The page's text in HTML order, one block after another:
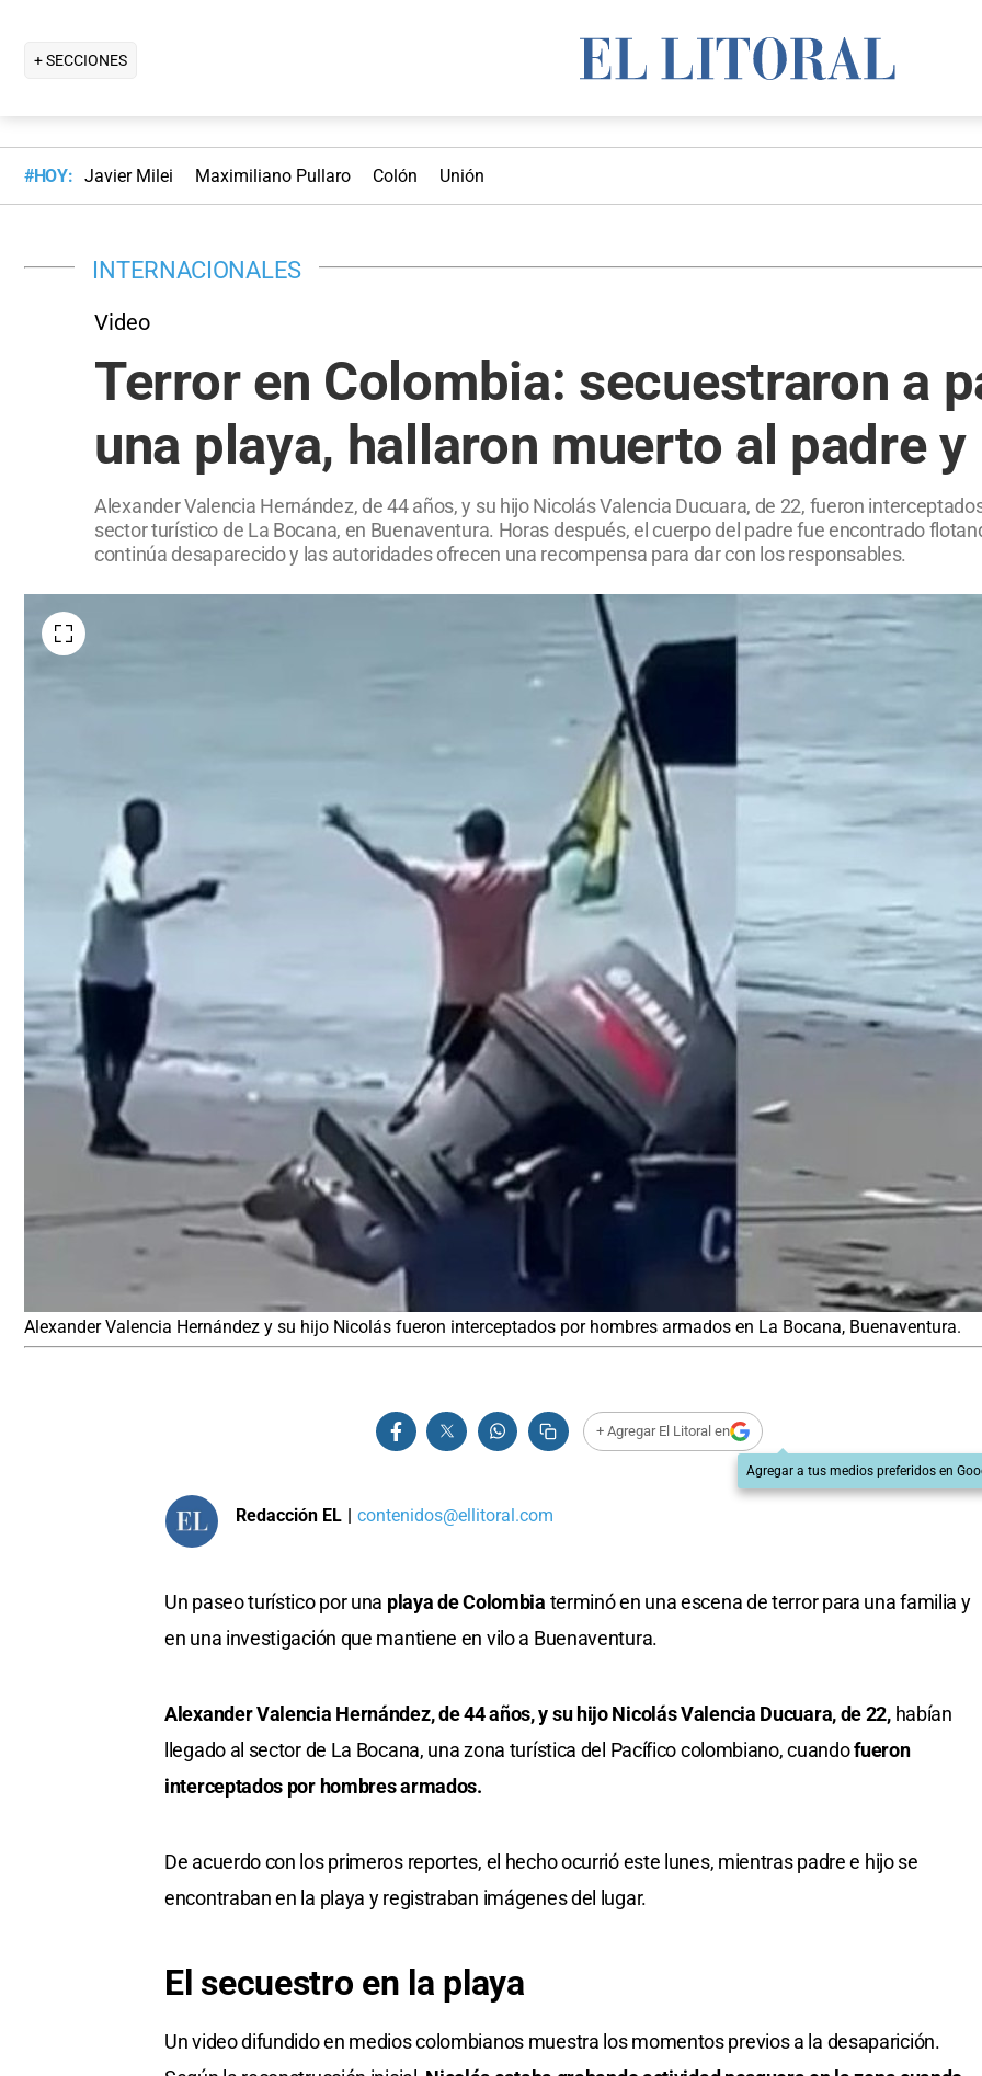
+ SECCIONES
#HOY: Javier Milei Maximiliano Pullaro Colón Unión
INTERNACIONALES
Video
Terror en Colombia: secuestraron a
una playa, hallaron muerto al padre
Alexander Valencia Hernández, de 44 años, y su hijo Nicolás Valencia Ducuara, de 22, fueron
sector turístico de La Bocana, en Buenaventura. Horas después, el cuerpo del padre fue encontrado
continúa desaparecido y las autoridades ofrecen una recompensa para dar con los responsables.
Alexander Valencia Hernández y su hijo Nicolás fueron interceptados por hombres armados en La Bocana, Buenaventura.
+ Agregar El Litoral en
Agregar a tus medios preferidos en
Redacción EL | contenidos@ellitoral.com
Un paseo turístico por una playa de Colombia terminó en una escena de terror para una familia y
en una investigación que mantiene en vilo a Buenaventura.
Alexander Valencia Hernández, de 44 años, y su hijo Nicolás Valencia Ducuara, de 22,habían
llegado al sector de La Bocana, una zona turística del Pacífico colombiano, cuandofueron
interceptados por hombres armados.
De acuerdo con los primeros reportes, el hecho ocurrió este lunes, mientras padre e hijo se
encontraban en la playa y registraban imágenes del lugar.
El secuestro en la playa
Un video difundido en medios colombianos muestra los momentos previos a la desaparición.